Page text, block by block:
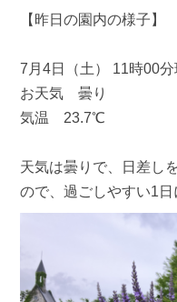
【昨日の園内の様子】
7月4日（土） 11時00分
お天気 曇り
気温 23.7℃
天気は曇りで、日差し
ので、過ごしやすい1日